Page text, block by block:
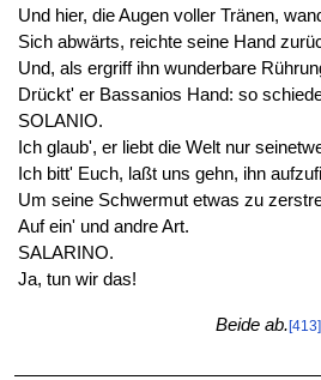
Und hier, die Augen voller Tränen,
Sich abwärts, reichte seine Hand
Und, als ergriff ihn wunderbare
Drückt' er Bassanios Hand: so
SOLANIO.
Ich glaub', er liebt die Welt nur
Ich bitt' Euch, laßt uns gehn, ihn
Um seine Schwermut etwas zu
Auf ein' und andre Art.
SALARINO.
Ja, tun wir das!
Beide ab.[413]